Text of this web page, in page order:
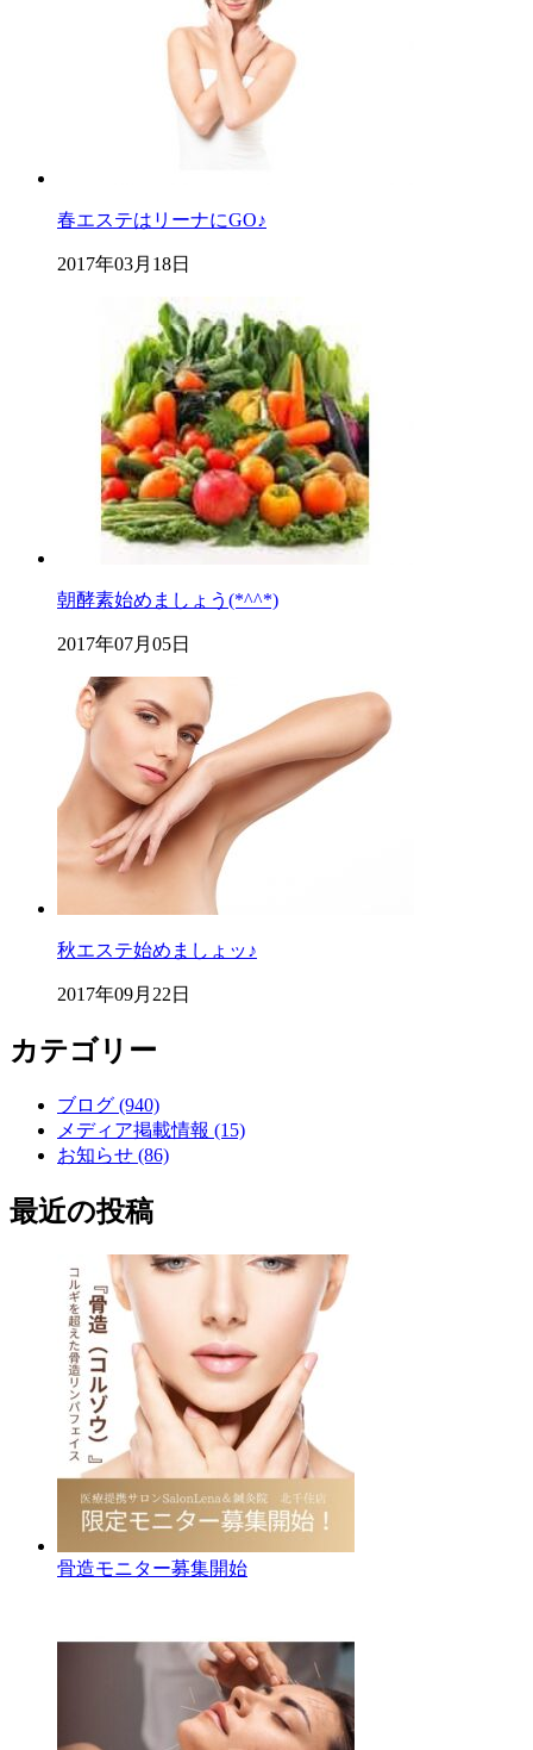
春エステはリーナにGO♪
2017年03月18日
朝酵素始めましょう(*^^*)
2017年07月05日
秋エステ始めましょッ♪
2017年09月22日
カテゴリー
ブログ (940)
メディア掲載情報 (15)
お知らせ (86)
最近の投稿
骨造モニター募集開始